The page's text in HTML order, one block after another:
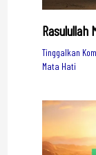
Tinggalkan
Mata Hati